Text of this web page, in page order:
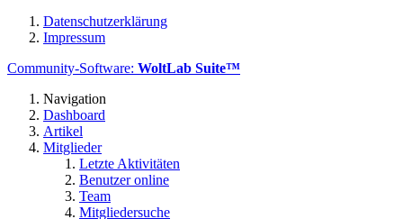
Datenschutzerklärung
Impressum
Community-Software: WoltLab Suite™
Navigation
Dashboard
Artikel
Mitglieder
Letzte Aktivitäten
Benutzer online
Team
Mitgliedersuche